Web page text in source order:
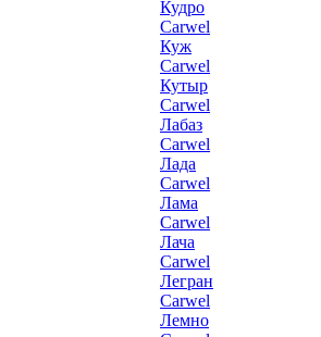
Кудро
Carwel
Куж
Carwel
Кутыр
Carwel
Лабаз
Carwel
Лада
Carwel
Лама
Carwel
Лача
Carwel
Легран
Carwel
Лемно